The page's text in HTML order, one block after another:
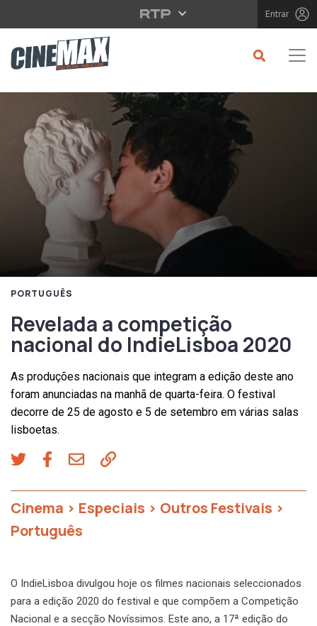
Saltar para o conteúdo principal Entrar
PORTUGUÊS
Revelada a competição
nacional do IndieLisboa 2020
As produções nacionais que integram a edição deste ano
foram anunciadas na manhã de quarta-feira. O festival
decorre de 25 de agosto e 5 de setembro em várias salas
lisboetas.
Cinema > Especiais > Outros Festivais >
Português
O IndieLisboa divulgou hoje os filmes nacionais seleccionados
para a edição 2020 do festival e que compõem a Competição
Nacional e a secção Novíssimos. Este ano, a 17ª edição do